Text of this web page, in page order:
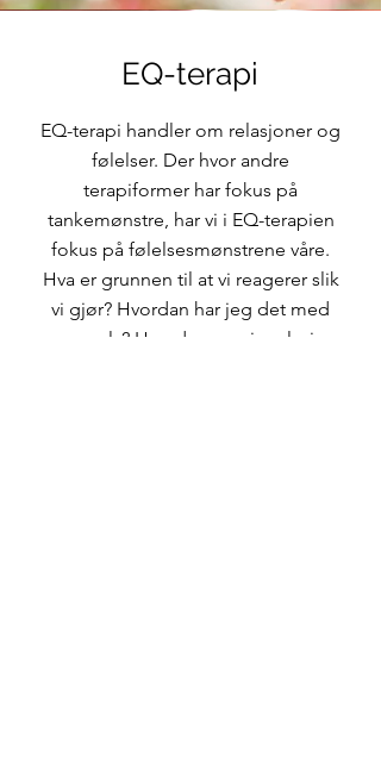
EQ-terapi
EQ-terapi handler om relasjoner og
følelser. Der hvor andre
terapiformer har fokus på
tankemønstre, har vi i EQ-terapien
fokus på følelsesmønstrene våre.
Hva er grunnen til at vi reagerer slik
vi gjør? Hvordan har jeg det med
meg selv? Hvordan er min relasjon